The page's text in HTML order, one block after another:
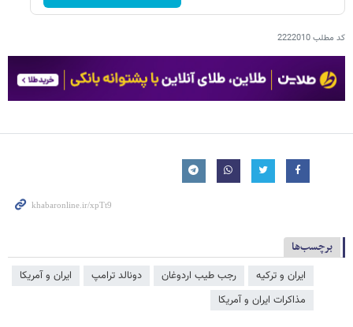
کد مطلب2222010
برچسب‌ها
ایران و ترکیه رجب طیب اردوغان دونالد ترامپ
ایران و آمریکا
مذاکرات ایران و آمریکا